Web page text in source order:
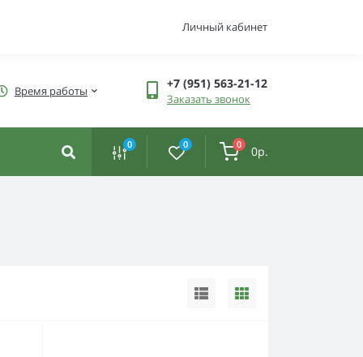
Личный кабинет
Время работы +7 (951) 563-21-12
Заказать звонок
0 0 0 0р.